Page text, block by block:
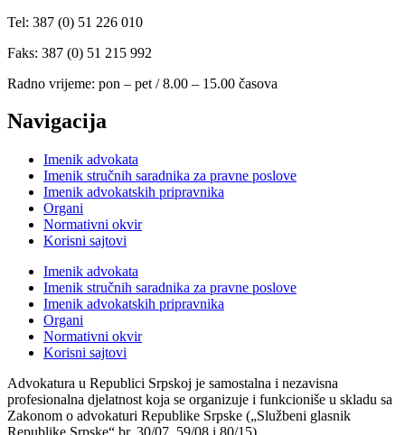
Tel: 387 (0) 51 226 010
Faks: 387 (0) 51 215 992
Radno vrijeme: pon – pet / 8.00 – 15.00 časova
Navigacija
Imenik advokata
Imenik stručnih saradnika za pravne poslove
Imenik advokatskih pripravnika
Organi
Normativni okvir
Korisni sajtovi
Imenik advokata
Imenik stručnih saradnika za pravne poslove
Imenik advokatskih pripravnika
Organi
Normativni okvir
Korisni sajtovi
Advokatura u Republici Srpskoj je samostalna i nezavisna
profesionalna djelatnost koja se organizuje i funkcioniše u skladu sa
Zakonom o advokaturi Republike Srpske („Službeni glasnik